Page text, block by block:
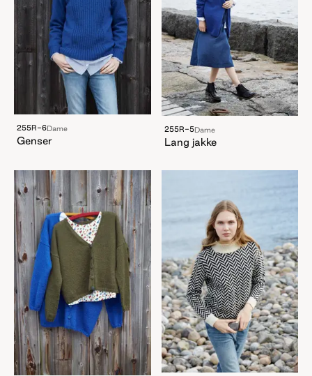
255R-6Dame
Genser
255R-5Dame
Lang jakke